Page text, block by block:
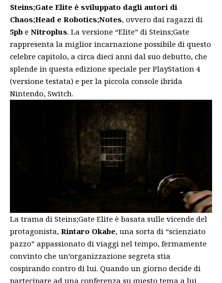
Steins;Gate Elite è sviluppato dagli autori di
Chaos;Head e Robotics;Notes, ovvero dai ragazzi di
5pb e Nitroplus. La versione “Elite” di Steins;Gate
rappresenta la miglior incarnazione possibile di questo
celebre capitolo, a circa dieci anni dal suo debutto, che
splende in questa edizione speciale per PlayStation 4
(versione testata) e per la piccola console ibrida
Nintendo, Switch.
La trama di Steins;Gate Elite è basata sulle vicende del
protagonista, Rintaro Okabe, una sorta di “scienziato
pazzo” appassionato di viaggi nel tempo, fermamente
convinto che un’organizzazione segreta stia
cospirando contro di lui. Quando un giorno decide di
partecipare ad una conferenza su questo tema a lui